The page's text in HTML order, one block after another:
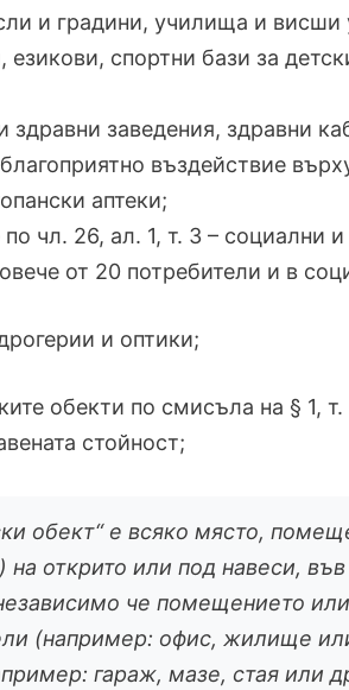
и градини, училища и
езикови, спортни бази за
здравни заведения, здравни
въздействие
аптеки;
по чл. 26, ал. 1, т. 3 – социални
от 20 потребители и в
и оптики;
обекти по смисъла на § 1,
стойност;
обект“ е всяко място,
на открито или под навеси,
че помещението
(например: офис, жилище
гараж, мазе, стая или